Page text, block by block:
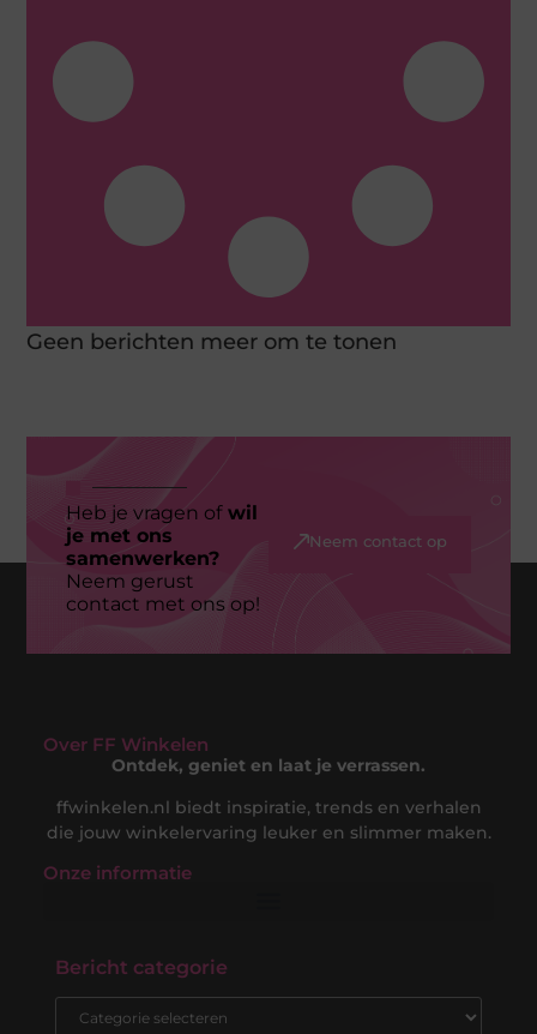
Geen berichten meer om te tonen
Heb je vragen ofwil
je met ons
samenwerken?
Neem gerust
contact met ons op!
Neem contact op
Over FF Winkelen
Ontdek, geniet en laat je verrassen.
ffwinkelen.nl biedt inspiratie, trends en verhalen
die jouw winkelervaring leuker en slimmer maken.
Onze informatie
Bericht categorie